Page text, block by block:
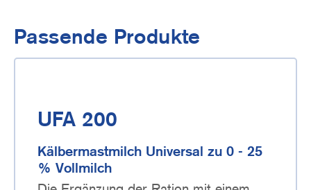
Passende Produkte
UFA 200
Kälbermastmilch Universal zu 0 - 25
% Vollmilch